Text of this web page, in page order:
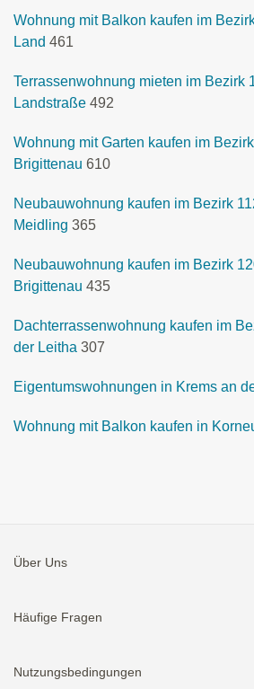
Wohnung mit Balkon kaufen im
Land 461
Terrassenwohnung mieten im Bezirk
Landstraße 492
Wohnung mit Garten kaufen im
Brigittenau 610
Neubauwohnung kaufen im Bezirk
Meidling 365
Neubauwohnung kaufen im Bezirk
Brigittenau 435
Dachterrassenwohnung kaufen im
der Leitha 307
Eigentumswohnungen in Krems an
Wohnung mit Balkon kaufen in
Über Uns
Häufige Fragen
Nutzungsbedingungen